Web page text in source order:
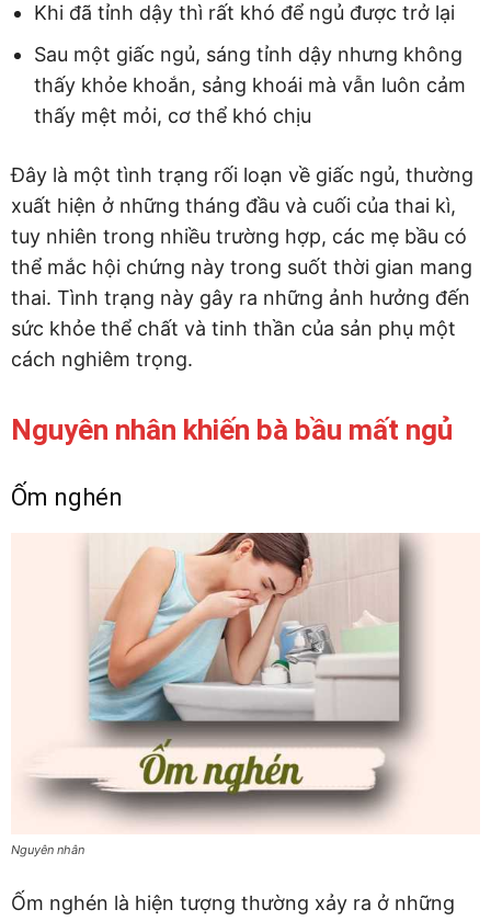
Khi đã tỉnh dậy thì rất khó để ngủ được trở lại
Sau một giấc ngủ, sáng tỉnh dậy nhưng không
thấy khỏe khoắn, sảng khoái mà vẫn luôn cảm
thấy mệt mỏi, cơ thể khó chịu
Đây là một tình trạng rối loạn về giấc ngủ, thường
xuất hiện ở những tháng đầu và cuối của thai kì,
tuy nhiên trong nhiều trường hợp, các mẹ bầu có
thể mắc hội chứng này trong suốt thời gian mang
thai. Tình trạng này gây ra những ảnh hưởng đến
sức khỏe thể chất và tinh thần của sản phụ một
cách nghiêm trọng.
Nguyên nhân khiến bà bầu mất ngủ
Ốm nghén
Nguyên nhân
Ốm nghén là hiện tượng thường xảy ra ở những